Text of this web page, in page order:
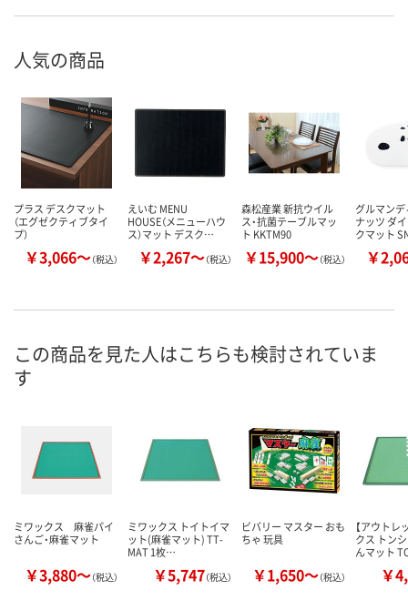
人気の商品
プラス デスクマット
（エグゼクティブタイ
プ）
￥3,066～（税込）
えいむ MENU
HOUSE（メニューハウ
ス）マット デスク…
￥2,267～（税込）
森松産業 新抗ウイル
ス・抗菌テーブルマッ
ト KKTM90
￥15,900～（税込）
グルマン
ナッツ ダ
クマット
￥
この商品を見た人はこちらも検討されていま
す
ミワックス 麻雀パイ
さんご・麻雀マット
￥3,880～（税込）
ミワックス トイトイマ
ット(麻雀マット) TT-
MAT 1枚…
￥5,747（税込）
ビバリー マスター おも
ちゃ 玩具
￥1,650～（税込）
【アウトレ
クス トン
んマット
￥